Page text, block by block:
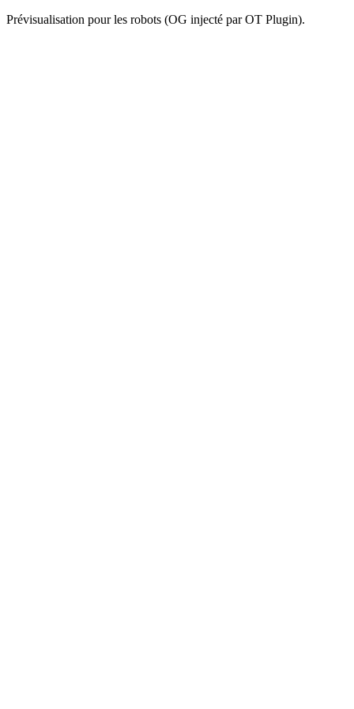
Prévisualisation pour les robots (OG injecté par OT Plugin).